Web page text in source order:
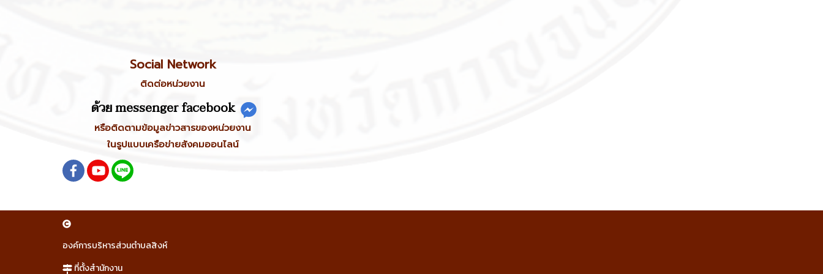
Social Network
ติดต่อหน่วยงาน
ด้วย messenger facebook
หรือติดตามข้อมูลข่าวสารของหน่วยงาน
ในรูปแบบเครือข่ายสังคมออนไลน์
องค์การบริหารส่วนตำบลสิงห์
ที่ตั้งสำนักงาน